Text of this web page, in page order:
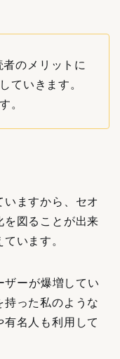
のメリットに
ていきます。
。
ますから、セオ
を図ることが出来
います。
ザーが爆増してい
持った私のような
名人も利用して